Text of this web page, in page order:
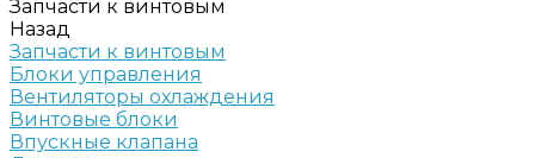
Запчасти к винтовым
Назад
Запчасти к винтовым
Блоки управления
Вентиляторы охлаждения
Винтовые блоки
Впускные клапана